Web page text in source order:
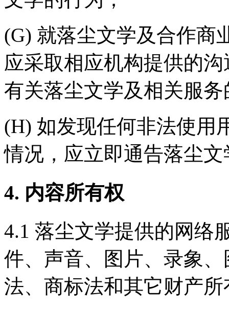
(G) 就落尘文学及合作商
应采取相应机构提供的
有关落尘文学及相关服
(H) 如发现任何非法使用
情况，应立即通告落尘文
4. 内容所有权
4.1 落尘文学提供的网络
件、声音、图片、录象
法、商标法和其它财产